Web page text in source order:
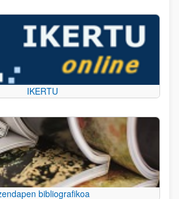
IKERTU
bibliografikoa